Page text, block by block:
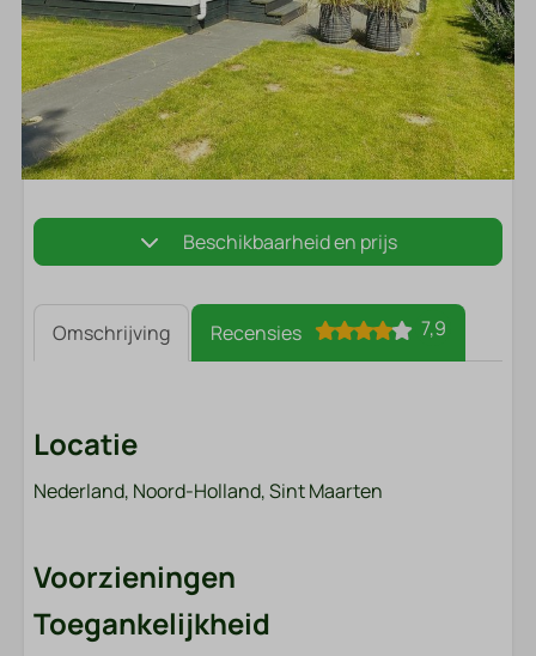
Beschikbaarheid en prijs
Omschrijving Recensies 7,9
Locatie
Nederland, Noord-Holland, Sint Maarten
Voorzieningen
Toegankelijkheid